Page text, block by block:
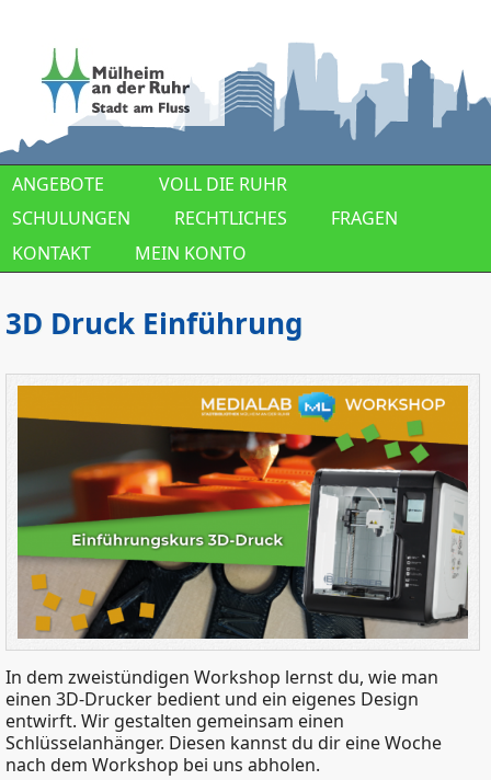
ANGEBOTE
VOLL DIE RUHR
SCHULUNGEN
RECHTLICHES
FRAGEN
KONTAKT
MEIN KONTO
3D Druck Einführung
In dem zweistündigen Workshop lernst du, wie man
einen 3D-Drucker bedient und ein eigenes Design
entwirft. Wir gestalten gemeinsam einen
Schlüsselanhänger. Diesen kannst du dir eine Woche
nach dem Workshop bei uns abholen.